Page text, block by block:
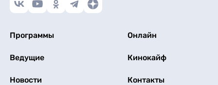
Программы Онлайн
Ведущие Кинокайф
Новости Контакты